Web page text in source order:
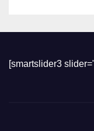
[smartslider3